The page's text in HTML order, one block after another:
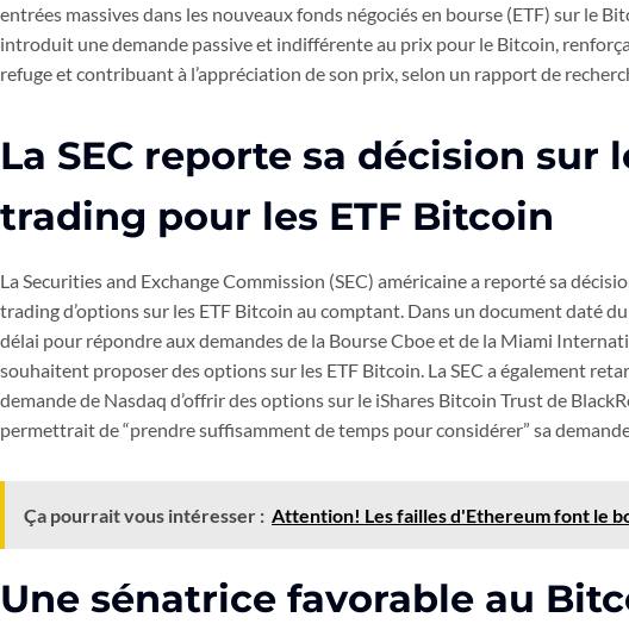
entrées massives dans les nouveaux fonds négociés en bourse (ETF) sur le
introduit une demande passive et indifférente au prix pour le Bitcoin,
refuge et contribuant à l’appréciation de son prix, selon un rapport de
La SEC reporte sa décision sur
trading pour les ETF Bitcoin
La Securities and Exchange Commission (SEC) américaine a reporté sa
trading d’options sur les ETF Bitcoin au comptant. Dans un document daté du
délai pour répondre aux demandes de la Bourse Cboe et de la Miami
souhaitent proposer des options sur les ETF Bitcoin. La SEC a également
demande de Nasdaq d’offrir des options sur le iShares Bitcoin Trust de
permettrait de “prendre suffisamment de temps pour considérer” sa
Ça pourrait vous intéresser : Attention! Les failles d'Ethereum font le
Une sénatrice favorable au